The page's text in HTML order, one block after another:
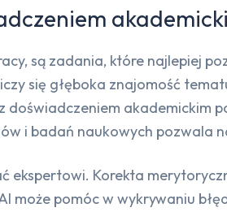
są zadania, które najlepiej
się głęboka znajomość
akademickim
i badań naukowych pozwala
ekspertowi. Korekta
może pomóc w wykrywaniu